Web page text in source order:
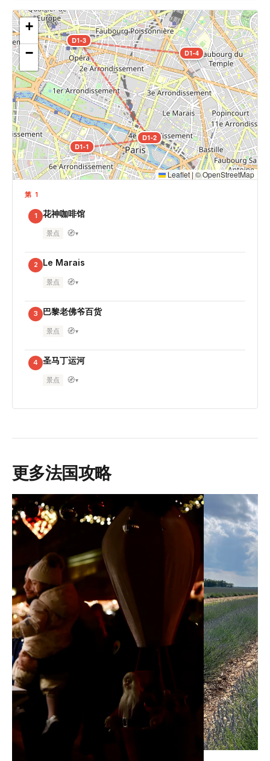
D1-1
D1-2
D1-3
D1-4
+
−
Leaflet|©OpenStreetMap
第 1
1 花神咖啡馆
景点 🧭▾
2 Le Marais
景点 🧭▾
3 巴黎老佛爷百货
景点 🧭▾
4 圣马丁运河
景点 🧭▾
更多法国攻略